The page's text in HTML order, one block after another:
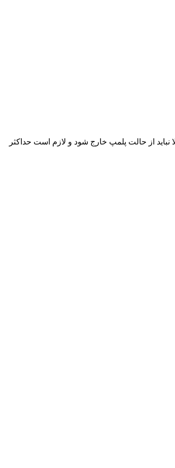
در صورت مغایرت در سفارش، کالا نباید از حالت پلمپ خارج شود و لازم است حداکثر